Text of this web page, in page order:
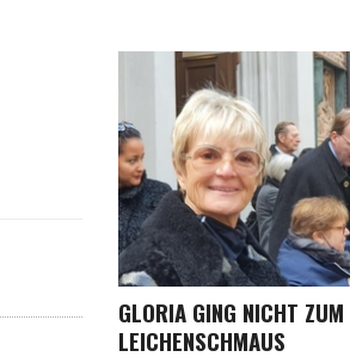
GLORIA GING NICHT ZUM
LEICHENSCHMAUS